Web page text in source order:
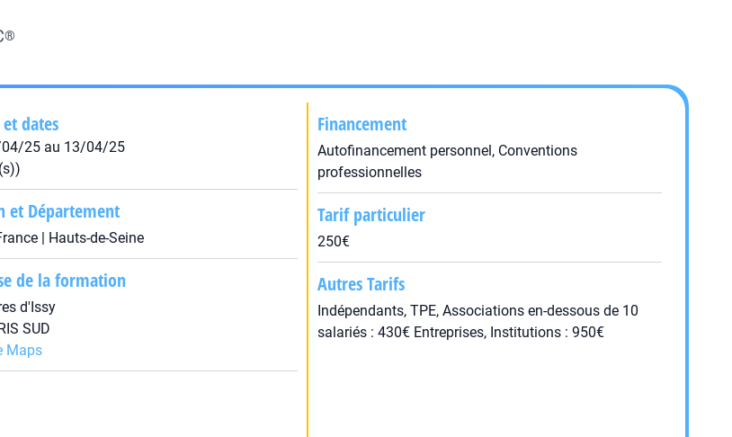
®
dates
25 au 13/04/25
et Département
| Hauts-de-Seine
de la formation
d'Issy
SUD
Maps
Financement
Autofinancement personnel, Conventions
professionnelles
Tarif particulier
250€
Autres Tarifs
Indépendants, TPE, Associations en-dessous de 10
salariés : 430€ Entreprises, Institutions : 950€